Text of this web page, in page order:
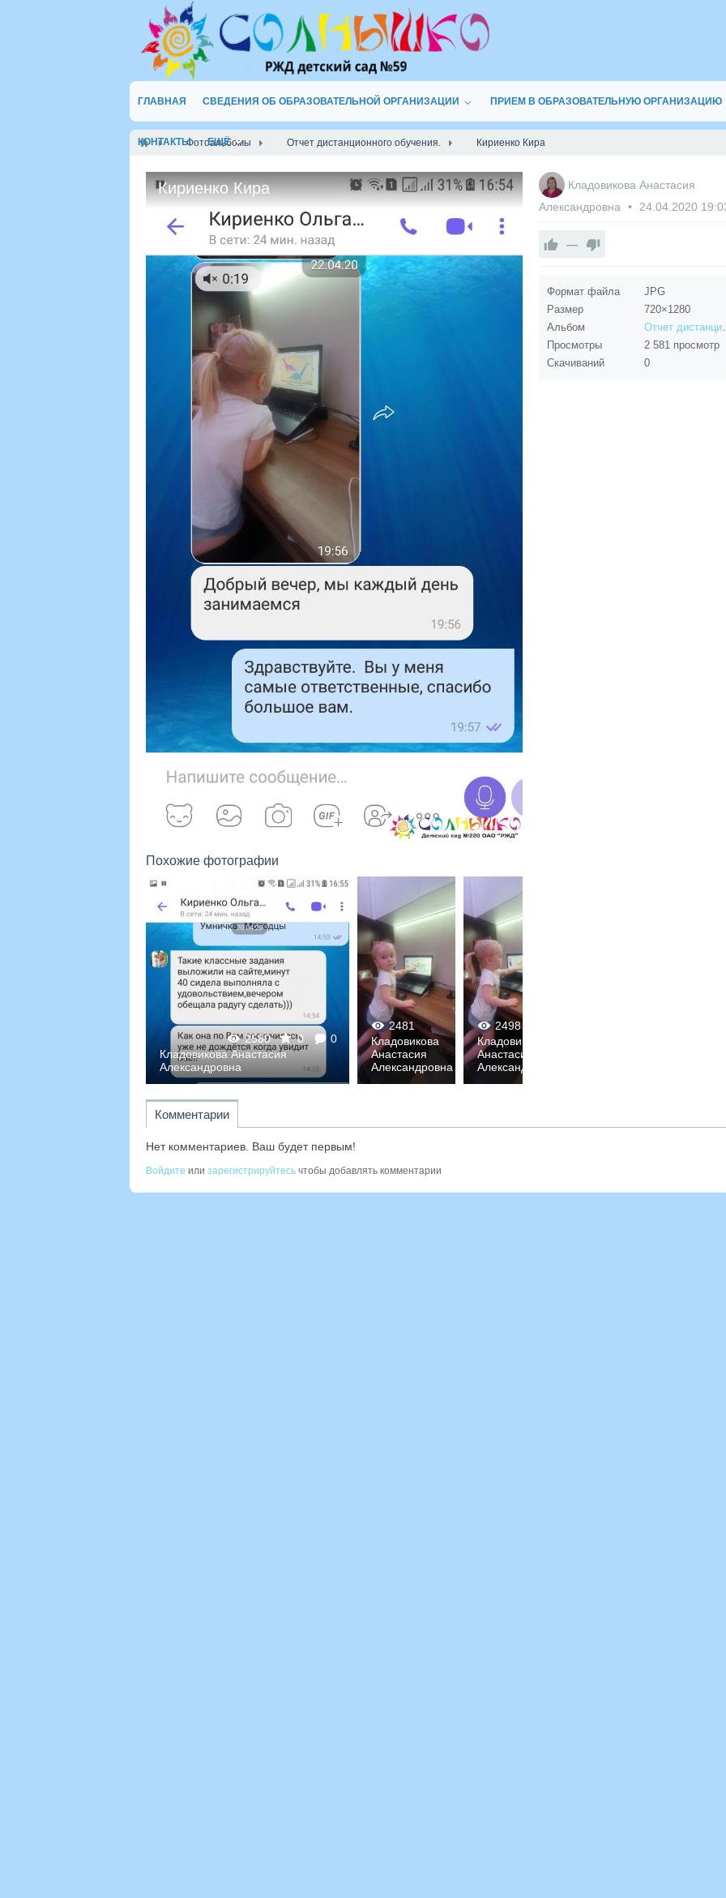
ГЛАВНАЯ СВЕДЕНИЯ ОБ ОБРАЗОВАТЕЛЬНОЙ ОРГАНИЗАЦИИ ПРИЕМ В ОБРАЗОВАТЕЛЬНУЮ ОРГАНИЗАЦИЮ
КОНТАКТЫ ЕЩЁ
Фотоальбомы Отчет дистанционного обучения. Кириенко Кира
Кириенко Кира
Похожие фотографии
2580 0
0
Кладовикова Анастасия
Александровна
2481
0
0
Кладовикова
Анастасия
Александровна
2498
0
Кладовикова
Анастасия
Александровна
Кладовикова Анастасия
Александровна
24.04.2020
—
Формат файла
JPG
Размер
720×1280
Альбом
Отчет
Просмотры
2 581 просмотр
Скачиваний
0
Комментарии
Нет комментариев. Ваш будет первым!
Войдите или зарегистрируйтесь чтобы добавлять комментарии